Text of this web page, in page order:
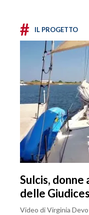
# IL PROGETTO
Sulcis,
delle
Video di Virginia